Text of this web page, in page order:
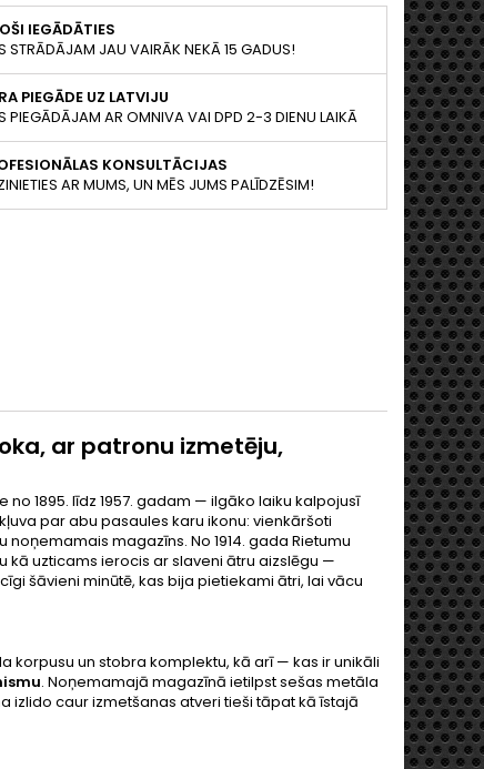
IEGĀDĀTIES
STRĀDĀJAM JAU VAIRĀK NEKĀ 15 GADUS!
PIEGĀDE UZ LATVIJU
PIEGĀDĀJAM AR OMNIVA VAI DPD 2-3 DIENU LAIKĀ
KONSULTĀCIJAS
AR MUMS, UN MĒS JUMS PALĪDZĒSIM!
ar patronu izmetēju,
1895. līdz 1957. gadam — ilgāko laiku kalpojusī
kļuva par abu pasaules karu ikonu: vienkāršoti
magazīns. No 1914. gada Rietumu
kā uzticams ierocis ar slaveni ātru aizslēgu —
šāvieni minūtē, kas bija pietiekami ātri, lai vācu
korpusu un stobra komplektu, kā arī — kas ir unikāli
. Noņemamajā magazīnā ietilpst sešas metāla
izlido caur izmetšanas atveri tieši tāpat kā īstajā